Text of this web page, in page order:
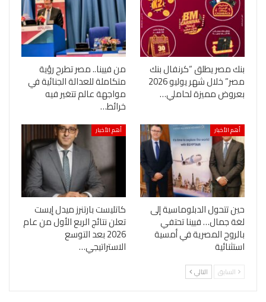
بنك مصر يطلق “كرنفال بنك
مصر” خلال شهر يوليو 2026
بعروض مميزة لحاملي…
من فيينا.. مصر تطرح رؤية
متكاملة للعدالة الجنائية في
مواجهة عالم تتغير فيه
خرائط…
أهم الأخبار
حين تتحول الدبلوماسية إلى
لغة جمال… فيينا تحتفي
بالروح المصرية في أمسية
استثنائية
أهم الأخبار
كاتليست بارتنرز ميدل إيست
تعلن نتائج الربع الأول من عام
2026 بعد التوسع
الاستراتيجي…
السابق التالي